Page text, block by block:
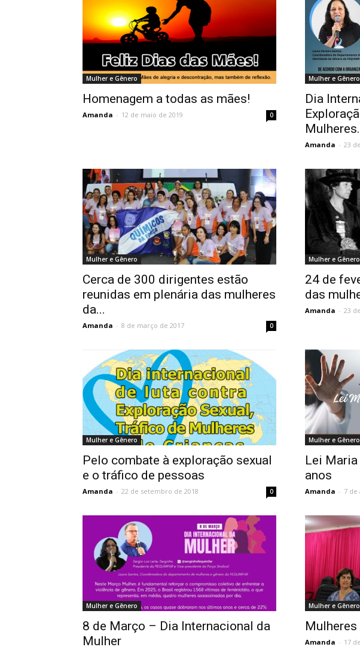
Mulher e Gênero
Homenagem a todas as mães!
Amanda - 12 de maio de 2019 0
Mulher e Gênero
Dia
Amanda - 23
Mulher e Gênero
Cerca de 300 dirigentes estão
reunidas em plenária das mulheres
da...
Amanda - 8 de março de 2017 0
Mulher e Gênero
24 de
das
Amanda - 23
Mulher e Gênero
Pelo combate à exploração sexual
e o tráfico de pessoas
Amanda - 22 de setembro de 2018 0
Mulher e Gênero
Lei
anos
Amanda - 7 de
Mulher e Gênero
8 de Março – Dia Internacional da
Mulher
Mulher e Gênero
Amanda - 17